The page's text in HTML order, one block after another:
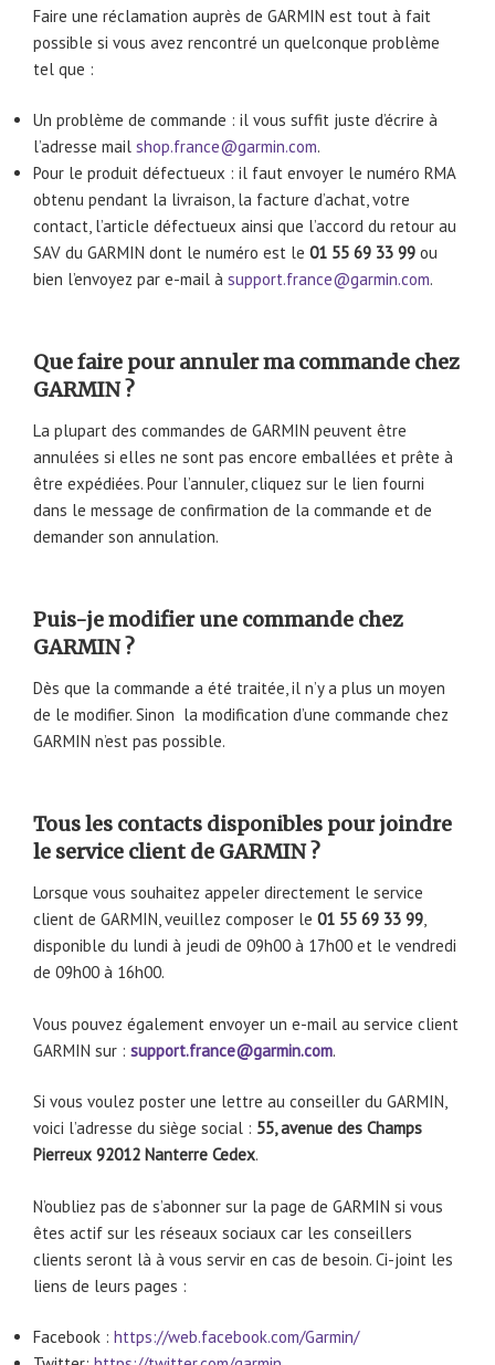
Faire une réclamation auprès de GARMIN est tout à fait
possible si vous avez rencontré un quelconque problème
tel que :
Un problème de commande : il vous suffit juste d’écrire à
l’adresse mail shop.france@garmin.com.
Pour le produit défectueux : il faut envoyer le numéro RMA
obtenu pendant la livraison, la facture d’achat, votre
contact, l’article défectueux ainsi que l’accord du retour au
SAV du GARMIN dont le numéro est le 01 55 69 33 99 ou
bien l’envoyez par e-mail à support.france@garmin.com.
Que faire pour annuler ma commande chez
GARMIN ?
La plupart des commandes de GARMIN peuvent être
annulées si elles ne sont pas encore emballées et prête à
être expédiées. Pour l’annuler, cliquez sur le lien fourni
dans le message de confirmation de la commande et de
demander son annulation.
Puis-je modifier une commande chez
GARMIN ?
Dès que la commande a été traitée, il n’y a plus un moyen
de le modifier. Sinon la modification d’une commande chez
GARMIN n’est pas possible.
Tous les contacts disponibles pour joindre
le service client de GARMIN ?
Lorsque vous souhaitez appeler directement le service
client de GARMIN, veuillez composer le 01 55 69 33 99,
disponible du lundi à jeudi de 09h00 à 17h00 et le vendredi
de 09h00 à 16h00.
Vous pouvez également envoyer un e-mail au service client
GARMIN sur : support.france@garmin.com.
Si vous voulez poster une lettre au conseiller du GARMIN,
voici l’adresse du siège social : 55, avenue des Champs
Pierreux 92012 Nanterre Cedex.
N’oubliez pas de s’abonner sur la page de GARMIN si vous
êtes actif sur les réseaux sociaux car les conseillers
clients seront là à vous servir en cas de besoin. Ci-joint les
liens de leurs pages :
Facebook : https://web.facebook.com/Garmin/